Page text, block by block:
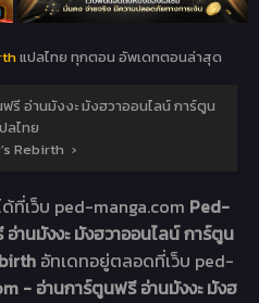
แปลไทย ทุกตอน อัพเดทตอนล่าสุด
รี อ่านมังงะ มังฮวาออนไลน์ การ์ตูน
ลไทย
Rebirth ›
ด้ที่เว็บ ped-manga.com Ped-
านมังงะ มังฮวาออนไลน์ การ์ตูน
อัทเดทอยู่ตลอดที่เว็บ ped-
- อ่านการ์ตูนฟรี อ่านมังงะ มังฮ